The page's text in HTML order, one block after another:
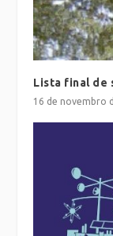
Lista final de
16 de novembro